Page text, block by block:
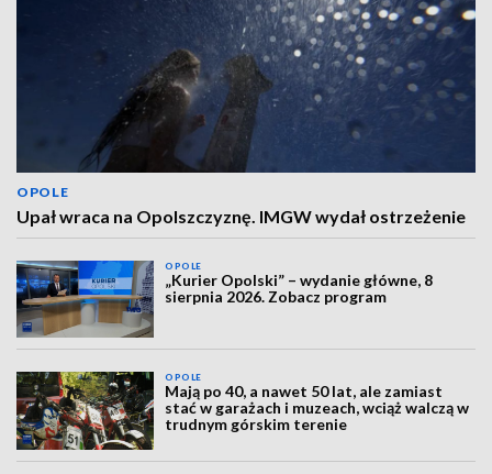
OPOLE
Upał wraca na Opolszczyznę. IMGW wydał ostrzeżenie
OPOLE
„Kurier Opolski” – wydanie główne, 8
sierpnia 2026. Zobacz program
OPOLE
Mają po 40, a nawet 50 lat, ale zamiast
stać w garażach i muzeach, wciąż walczą w
trudnym górskim terenie